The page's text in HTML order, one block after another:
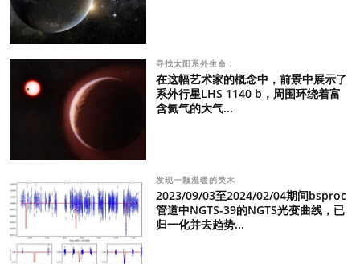
寻找太阳系外生命：
在这幅艺术家的概念中，前景中展示了
系外行星LHS 1140 b，周围环绕着富
含氦气的大气...
发现一颗温暖的类木
2023/09/03至2024/02/04期间bsproc
管道中NGTS-39的NGTS光变曲线，已
归一化并去趋势...